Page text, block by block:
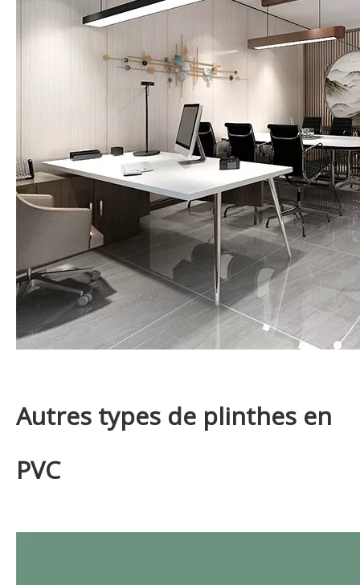
Autres types de plinthes en
PVC